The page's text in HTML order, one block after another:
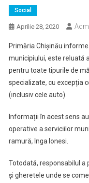
Social
Aprilie 28, 2020 Adm
Primăria Chișinău
municipiului, este reluată
pentru toate tipurile de
specializate, cu excepția
(inclusiv cele auto).
Informații în acest sens
operative a serviciilor
ramură, Inga Ionesi.
Totodată, responsabilul a
și gheretele unde se